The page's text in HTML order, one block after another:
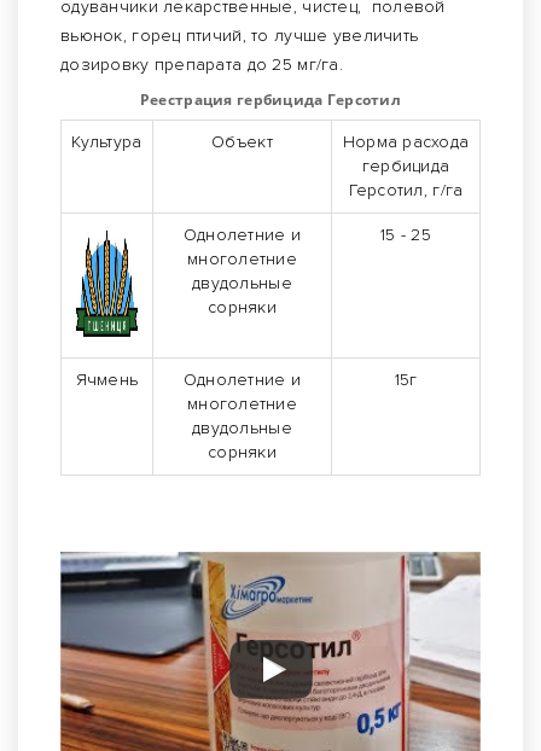
одуванчики лекарственные, чистец, полевой
вьюнок, горец птичий, то лучше увеличить
дозировку препарата до 25 мг/га.
Реестрация гербицида Герсотил
Культура Объект
Норма расхода
гербицида
Герсотил, г/га
Однолетние и
многолетние
двудольные
сорняки
15 - 25
Ячмень
Однолетние и
многолетние
двудольные
сорняки
15г